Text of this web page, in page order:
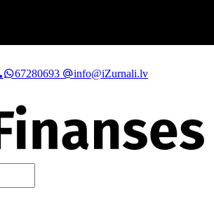
67280693
info@iZurnali.lv